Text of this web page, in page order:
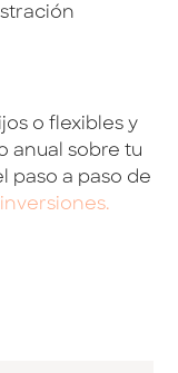
o flexibles y
anual sobre tu
paso a paso de